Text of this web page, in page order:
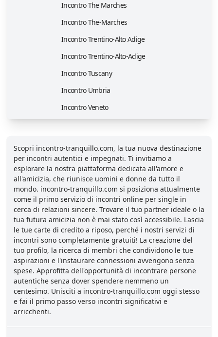
Incontro The Marches
Incontro The-Marches
Incontro Trentino-Alto Adige
Incontro Trentino-Alto-Adige
Incontro Tuscany
Incontro Umbria
Incontro Veneto
Scopri incontro-tranquillo.com, la tua nuova destinazione
per incontri autentici e impegnati. Ti invitiamo a
esplorare la nostra piattaforma dedicata all'amore e
all'amicizia, che riunisce uomini e donne da tutto il
mondo. incontro-tranquillo.com si posiziona attualmente
come il primo servizio di incontri online per single in
cerca di relazioni sincere. Trovare il tuo partner ideale o la
tua futura amicizia non è mai stato così accessibile. Lascia
le tue carte di credito a riposo, perché i nostri servizi di
incontri sono completamente gratuiti! La creazione del
tuo profilo, la ricerca di membri che condividono le tue
aspirazioni e l'instaurare connessioni avvengono senza
spese. Approfitta dell'opportunità di incontrare persone
autentiche senza dover spendere nemmeno un
centesimo. Unisciti a incontro-tranquillo.com oggi stesso
e fai il primo passo verso incontri significativi e
arricchenti.